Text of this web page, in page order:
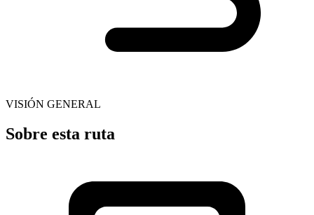
VISIÓN GENERAL
Sobre esta ruta